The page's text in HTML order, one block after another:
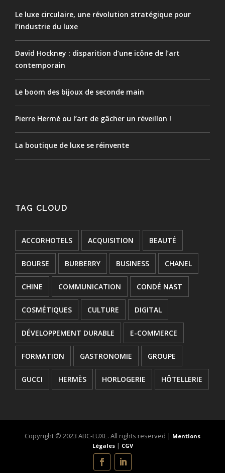
Le luxe circulaire, une révolution stratégique pour
l’industrie du luxe
David Hockney : disparition d’une icône de l’art
contemporain
Le boom des bijoux de seconde main
Pierre Hermé ou l’art de gâcher un réveillon !
La boutique de luxe se réinvente
TAG CLOUD
ACCORHOTELS ACQUISITION BEAUTÉ
BOURSE BURBERRY BUSINESS CHANEL
CHINE COMMUNICATION CONDÉ NAST
COSMÉTIQUES CULTURE DIGITAL
DÉVELOPPEMENT DURABLE E-COMMERCE
FORMATION GASTRONOMIE GROUPE
GUCCI HERMÈS HORLOGERIE HÔTELLERIE
LUXE LVMH
Copyright © 2023 ABC-LUXE. All rights reserved | Mentions
Légales| CGV
NEWSLETTER